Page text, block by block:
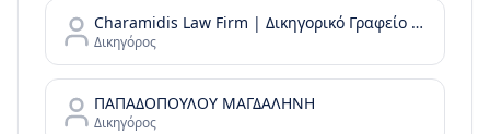
Charamidis Law Firm | Δικηγορικό Γραφείο Χαραμίδη
Δικηγόρος
ΠΑΠΑΔΟΠΟΥΛΟΥ ΜΑΓΔΑΛΗΝΗ
Δικηγόρος